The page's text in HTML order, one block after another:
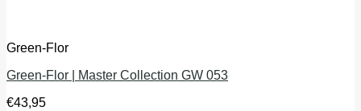
Green-Flor
Green-Flor | Master Collection GW 053
€43,95